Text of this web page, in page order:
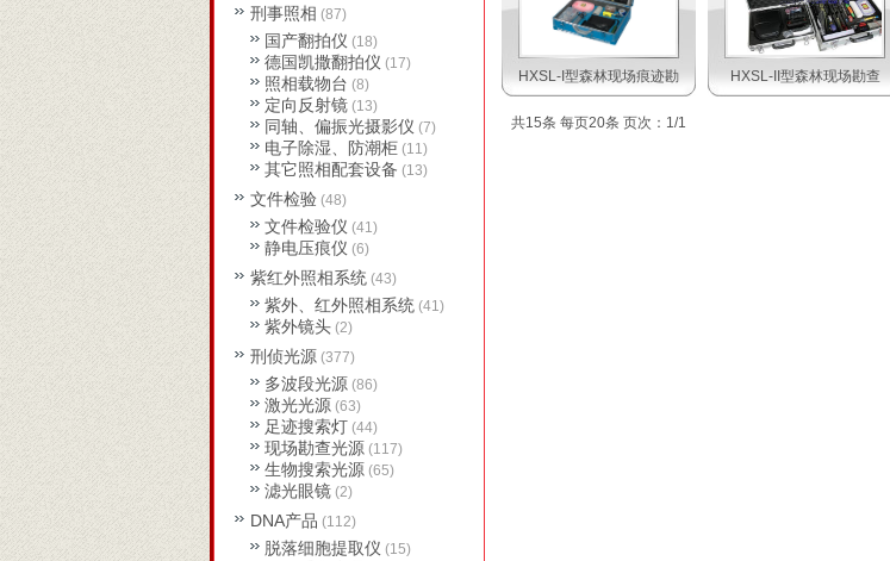
HXSL-I型森林现场痕迹勘 HXSL-II型森林现场勘查
共15条 每页20条 页次：1/1
刑事照相 (87)
国产翻拍仪 (18)
德国凯撒翻拍仪 (17)
照相载物台 (8)
定向反射镜 (13)
同轴、偏振光摄影仪 (7)
电子除湿、防潮柜 (11)
其它照相配套设备 (13)
文件检验 (48)
文件检验仪 (41)
静电压痕仪 (6)
紫红外照相系统 (43)
紫外、红外照相系统 (41)
紫外镜头 (2)
刑侦光源 (377)
多波段光源 (86)
激光光源 (63)
足迹搜索灯 (44)
现场勘查光源 (117)
生物搜索光源 (65)
滤光眼镜 (2)
DNA产品 (112)
脱落细胞提取仪 (15)